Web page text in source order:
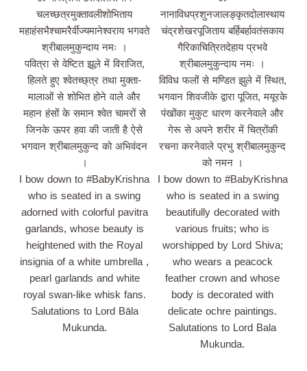
चलच्‍छत्रमुक्तावलीशोभिताय
महाहंसभैश्‍चामरैर्वीज्‍यमानेश्वराय भगवते
श्रीबालमुकुन्दाय नमः ।
पवित्रा से वेष्टित झूले में विराजित,
हिलते हुए श्वेतच्छ्त्र तथा मुक्ता-
मालाओं से शोभित होने वाले और
महान हंसों के समान श्वेत चामरों से
जिनके ऊपर हवा की जाती है ऐसे
भगवान श्रीबालमुकुन्द को अभिवंदन
।
I bow down to #BabyKrishna
who is seated in a swing
adorned with colorful pavitra
garlands, whose beauty is
heightened with the Royal
insignia of a white umbrella ,
pearl garlands and white
royal swan-like whisk fans.
Salutations to Lord Bāla
Mukunda.
नानाविधप्रशुनजालङ्कृतदोलास्थाय
चंद्रशेखरपूजिताय बर्हिबर्हावतंसकाय
गैरिकाचित्रितदेहाय प्रभवे
श्रीबालमुकुन्दाय नमः ।
विविध फलों से मण्डित झुले में स्थित,
भगवान शिवजीके द्वारा पूजित, मयूरके
पंखोंका मुकुट धारण करनेवाले और
गेरू से अपने शरीर में चित्रोंकी
रचना करनेवाले प्रभु श्रीबालमुकुन्द
को नमन ।
I bow down to #BabyKrishna
who is seated in a swing
beautifully decorated with
various fruits; who is
worshipped by Lord Shiva;
who wears a peacock
feather crown and whose
body is decorated with
delicate ochre paintings.
Salutations to Lord Bala
Mukunda.